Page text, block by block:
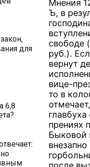
для
6,8
Мнения
Ъ, в
свободе
руб.).
вернут
вице-
то в
прениях
Быковой